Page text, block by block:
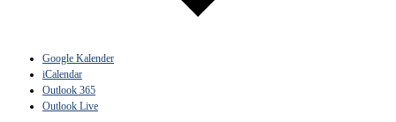
Google Kalender
iCalendar
Outlook 365
Outlook Live